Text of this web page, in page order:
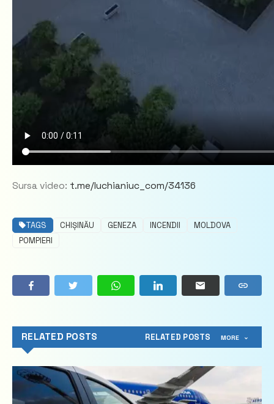
Sursa video: t.me/luchianiuc_com/34136
TAGS CHIȘINĂU GENEZA INCENDII
MOLDOVA
POMPIERI
RELATED POSTS RELATED POSTS MORE